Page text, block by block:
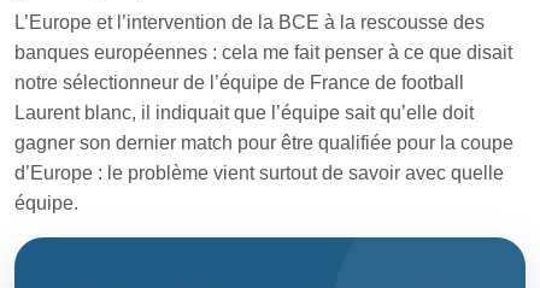
L’Europe et l’intervention de la BCE à la rescousse des
banques européennes : cela me fait penser à ce que disait
notre sélectionneur de l’équipe de France de football
Laurent blanc, il indiquait que l’équipe sait qu’elle doit
gagner son dernier match pour être qualifiée pour la coupe
d’Europe : le problème vient surtout de savoir avec quelle
équipe.